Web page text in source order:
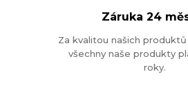
Záruka 24
Za kvalitou našich
všechny naše produkty
roky.